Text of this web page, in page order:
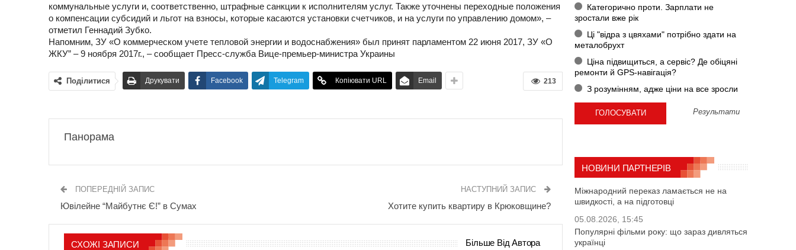
коммунальные услуги и, соответственно, штрафные санкции к исполнителям услуг. Также уточнены переходные положения
о компенсации субсидий и льгот на взносы, которые касаются установки счетчиков, и на услуги по управлению домом», –
отметил Геннадий Зубко.
Напомним, ЗУ «О коммерческом учете тепловой энергии и водоснабжения» был принят парламентом 22 июня 2017, ЗУ «О
ЖКУ” – 9 ноября 2017г., – сообщает Пресс-служба Вице-премьер-министра Украины
213
Поділитися Друкувати Facebook Telegram Копіювати URL Email
Панорама
ПОПЕРЕДНІЙ ЗАПИС
Ювілейне “Майбутнє Є!” в Сумах
НАСТУПНИЙ ЗАПИС
Хотите купить квартиру в Крюковщине?
СХОЖІ ЗАПИСИ Більше Від Автора
Категорично проти. Зарплати не
зростали вже рік
Ці "відра з цвяхами" потрібно здати на
металобрухт
Ціна підвищиться, а сервіс? Де обіцяні
ремонти й GPS-навігація?
З розумінням, адже ціни на все зросли
Результати
НОВИНИ ПАРТНЕРІВ
Міжнародний переказ ламається не на
швидкості, а на підготовці
05.08.2026, 15:45
Популярні фільми року: що зараз дивляться
українці